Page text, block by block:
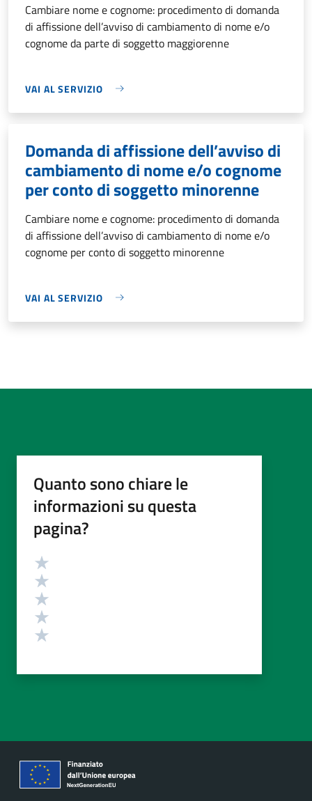
Cambiare nome e cognome: procedimento di domanda
di affissione dell’avviso di cambiamento di nome e/o
cognome da parte di soggetto maggiorenne
VAI AL SERVIZIO
Domanda di affissione dell’avviso di
cambiamento di nome e/o cognome
per conto di soggetto minorenne
Cambiare nome e cognome: procedimento di domanda
di affissione dell’avviso di cambiamento di nome e/o
cognome per conto di soggetto minorenne
VAI AL SERVIZIO
Quanto sono chiare le
informazioni su questa
pagina?
Valutazione